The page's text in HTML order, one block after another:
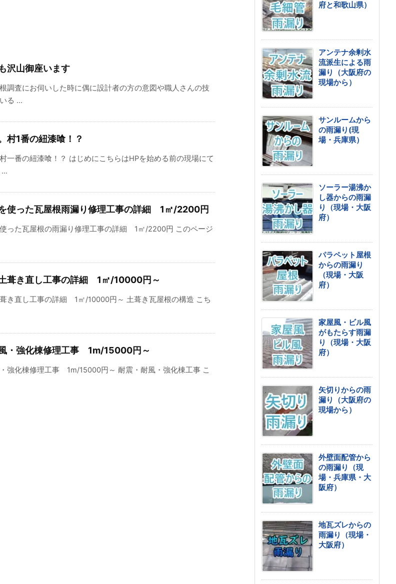
沢山御座います
調査にお伺いした時に偶に設計者の方の意図や職人さんの技
る ...
村1番の紐漆喰！？
一番の紐漆喰！？ はじめにこちらはHPを始める前の現場にて
使った瓦屋根雨漏り修理工事の詳細 1㎡/2200円
った瓦屋根の雨漏り修理工事の詳細 1㎡/2200円 このページ
葺き直し工事の詳細 1㎡/10000円～
き直し工事の詳細 1㎡/10000円～ 土葺き瓦屋根の構造 こち
・強化棟修理工事 1m/15000円～
強化棟修理工事 1m/15000円～ 耐震・耐風・強化棟工事 こ
府と和歌山県）
アンテナ余剰水
流派生による雨
漏り（大阪府の
現場から）
サンルームから
の雨漏り(現
場・兵庫県）
ソーラー湯沸か
し器からの雨漏
り（現場・大阪
府）
パラペット屋根
からの雨漏り
（現場・大阪
府）
家屋風・ビル風
がもたらす雨漏
り（現場・大阪
府）
矢切りからの雨
漏り（大阪府の
現場から）
外壁面配管から
の雨漏り（現
場・兵庫県・大
阪府）
地瓦ズレからの
雨漏り（現場・
大阪府）